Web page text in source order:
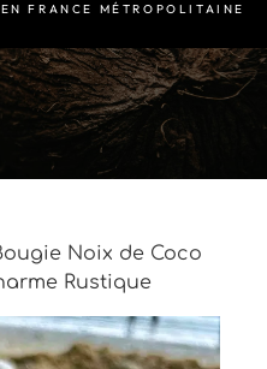
FRANCE MÉTROPOLITAINE
Noix de Coco
Rustique